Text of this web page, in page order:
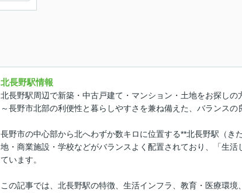
北長野駅情報
北長野駅周辺で新築・中古戸建て・マンション・土地をお探しの
～長野市北部の利便性と暮らしやすさを兼ね備えた、バランスの
長野市の中心部から北へわずか数キロに位置する**北長野駅（
地・商業施設・学校などがバランスよく配置されており、「生
ています。
この記事では、北長野駅の特徴、生活インフラ、教育・医療環